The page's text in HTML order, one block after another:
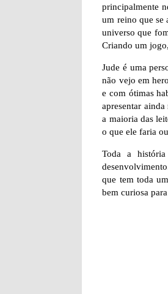
principalmente
um reino que se
universo que
Criando um
Jude é uma
não vejo em
e com ótimas
apresentar
a maioria das
o que ele faria
Toda a
que tem toda
bem curiosa